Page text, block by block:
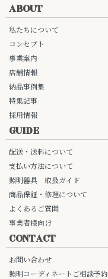
ABOUT
私たちについて
コンセプト
事業案内
店舗情報
納品事例集
特集記事
採用情報
GUIDE
配送・送料について
支払い方法について
照明器具 取扱ガイド
商品保証・修理について
よくあるご質問
事業者様向け
CONTACT
お問い合わせ
照明コーディネートご相談予約